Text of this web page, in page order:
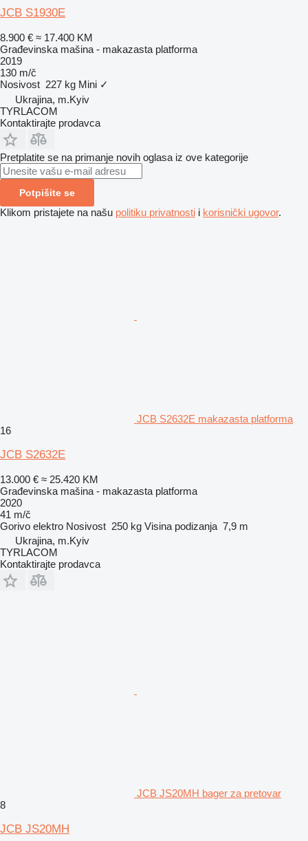
JCB S1930E
8.900 € ≈ 17.400 KM
Građevinska mašina - makazasta platforma
2019
130 m/č
Nosivost 227 kg Mini ✓
Ukrajina, m.Kyiv
TYRLACOM
Kontaktirajte prodavca
Pretplatite se na primanje novih oglasa iz ove kategorije
Potpišite se
Klikom pristajete na našu politiku privatnosti i korisnički ugovor.
JCB S2632E makazasta platforma
16
JCB S2632E
13.000 € ≈ 25.420 KM
Građevinska mašina - makazasta platforma
2020
41 m/č
Gorivo elektro Nosivost 250 kg Visina podizanja 7,9 m
Ukrajina, m.Kyiv
TYRLACOM
Kontaktirajte prodavca
JCB JS20MH bager za pretovar
8
JCB JS20MH